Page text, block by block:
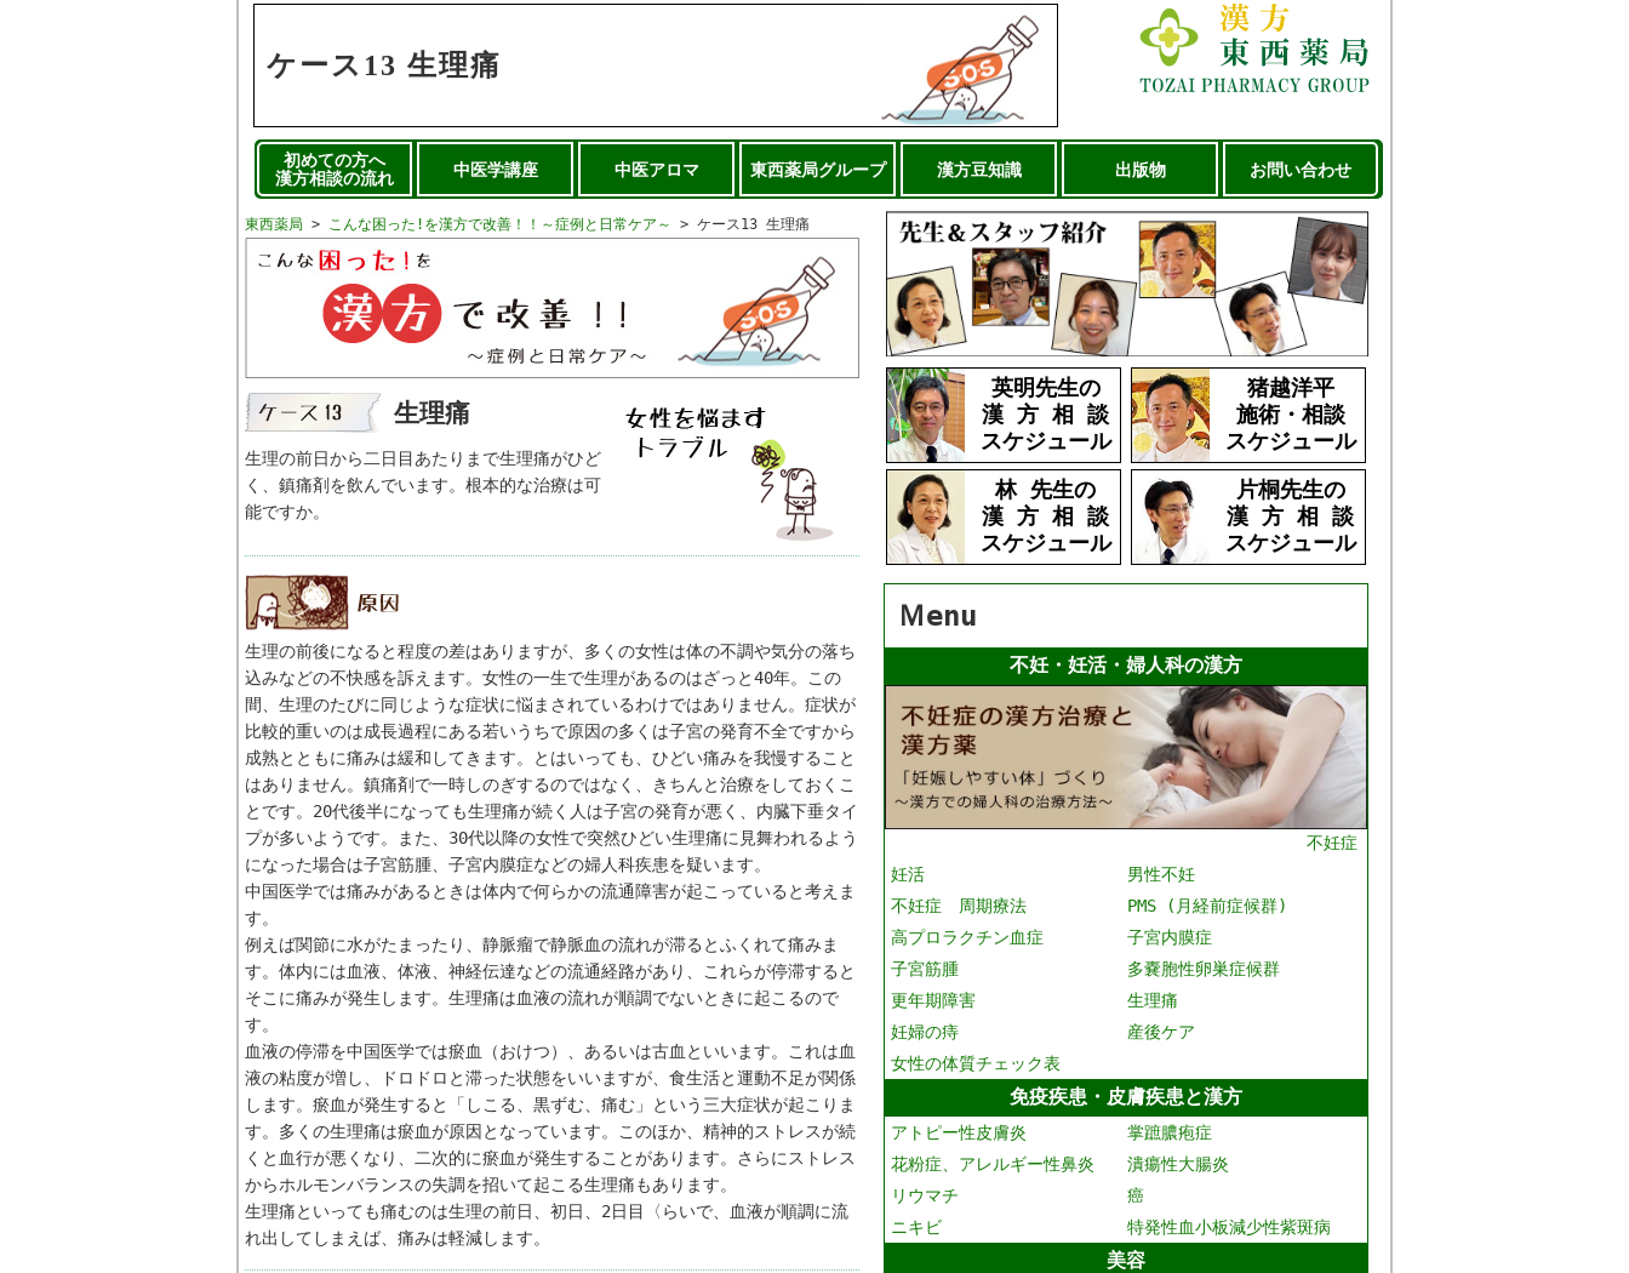
ケース13 生理痛
初めての方へ
漢方相談の流れ
中医学講座 中医アロマ 東西薬局グループ 漢方豆知識 出版物 お問い合わせ
東西薬局 > こんな困った!を漢方で改善！！～症例と日常ケア～ > ケース13 生理痛
生理痛
生理の前日から二日目あたりまで生理痛がひど
く、鎮痛剤を飲んでいます。根本的な治療は可
能ですか。
生理の前後になると程度の差はありますが、多くの女性は体の不調や気分の落ち
込みなどの不快感を訴えます。女性の一生で生理があるのはざっと40年。この
間、生理のたびに同じような症状に悩まされているわけではありません。症状が
比較的重いのは成長過程にある若いうちで原因の多くは子宮の発育不全ですから
成熟とともに痛みは緩和してきます。とはいっても、ひどい痛みを我慢すること
はありません。鎮痛剤で一時しのぎするのではなく、きちんと治療をしておくこ
とです。20代後半になっても生理痛が続く人は子宮の発育が悪く、内臓下垂タイ
プが多いようです。また、30代以降の女性で突然ひどい生理痛に見舞われるよう
になった場合は子宮筋腫、子宮内膜症などの婦人科疾患を疑います。
中国医学では痛みがあるときは体内で何らかの流通障害が起こっていると考えま
す。
例えば関節に水がたまったり、静脈瘤で静脈血の流れが滞るとふくれて痛みま
す。体内には血液、体液、神経伝達などの流通経路があり、これらが停滞すると
そこに痛みが発生します。生理痛は血液の流れが順調でないときに起こるので
す。
血液の停滞を中国医学では瘀血（おけつ）、あるいは古血といいます。これは血
液の粘度が増し、ドロドロと滞った状態をいいますが、食生活と運動不足が関係
します。瘀血が発生すると「しこる、黒ずむ、痛む」という三大症状が起こりま
す。多くの生理痛は瘀血が原因となっています。このほか、精神的ストレスが続
くと血行が悪くなり、二次的に瘀血が発生することがあります。さらにストレス
からホルモンバランスの失調を招いて起こる生理痛もあります。
生理痛といっても痛むのは生理の前日、初日、2日目〈らいで、血液が順調に流
れ出してしまえば、痛みは軽減します。
英明先生の
漢 方 相 談
スケジュール
猪越洋平
施術・相談
スケジュール
林 先生の
漢 方 相 談
スケジュール
片桐先生の
漢 方 相 談
スケジュール
Ｍenu
不妊・妊活・婦人科の漢方
不妊症
妊活
男性不妊
不妊症 周期療法
PMS (月経前症候群)
高プロラクチン血症
子宮内膜症
子宮筋腫
多嚢胞性卵巣症候群
更年期障害
生理痛
妊婦の痔
産後ケア
女性の体質チェック表
免疫疾患・皮膚疾患と漢方
アトピー性皮膚炎
掌蹠膿疱症
花粉症、アレルギー性鼻炎
潰瘍性大腸炎
リウマチ
癌
ニキビ
特発性血小板減少性紫斑病
美容